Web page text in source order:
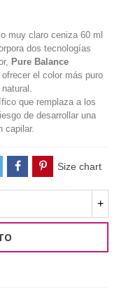
muy claro ceniza 60 ml
dos tecnologías
Pure Balance
ofrecer el color más puro
que remplaza a los
de desarrollar una
capilar.
Size chart
+